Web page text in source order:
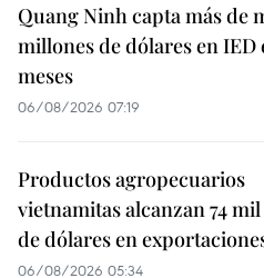
Quang Ninh capta más de
millones de dólares en IED
meses
06/08/2026 07:19
Productos agropecuarios
vietnamitas alcanzan 74
de dólares en
06/08/2026 05:34